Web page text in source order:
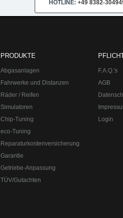
HOTLINE: +49 8382-
PRODUKTE
Abgasanlagen
Fahrwerke und Distanzen
Räder / Reifen
Simulatoren
Chip-Tuning
eco-Tuning
Reparaturkostenversicherung
Garantie
Getriebe-Anpassung
TÜV/Gutachten
F.A.Q.'s
AGB
Login